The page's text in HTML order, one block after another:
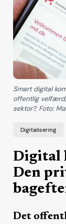
Digitalisering
Digital
Den
Det
Smart digital
offentlig
sektor?, Foto: